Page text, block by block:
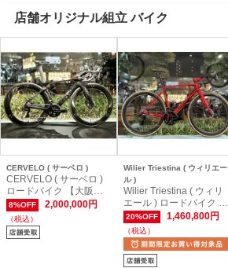
店舗オリジナル組立 バイク
CERVELO ( サーベロ )
CERVELO ( サーベロ )
ロードバイク 【大阪本
館オリジナル完成車】 S
5 ファイブブラック 48 (
身長目安165cm前後 )
8%OFF 2,000,000円
（税込）
Wilier Triestina ( ウィリエー
ル )
Wilier Triestina ( ウィリ
エール ) ロードバイク V
ERTICALE SLR 大阪限
定 SHIMANO DURA-AC
E DISC Di2 / MICHE KL
EOS RD 50 仕様 ( ヴェ
ルティカーレ エスエル
20%OFF 1,460,800円
（税込）